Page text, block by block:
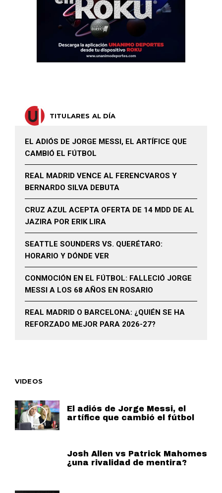
TITULARES AL DÍA
EL ADIÓS DE JORGE MESSI, EL ARTÍFICE QUE
CAMBIÓ EL FÚTBOL
REAL MADRID VENCE AL FERENCVAROS Y
BERNARDO SILVA DEBUTA
CRUZ AZUL ACEPTA OFERTA DE 14 MDD DE AL
JAZIRA POR ERIK LIRA
SEATTLE SOUNDERS VS. QUERÉTARO:
HORARIO Y DÓNDE VER
CONMOCIÓN EN EL FÚTBOL: FALLECIÓ JORGE
MESSI A LOS 68 AÑOS EN ROSARIO
REAL MADRID O BARCELONA: ¿QUIÉN SE HA
REFORZADO MEJOR PARA 2026-27?
VIDEOS
El adiós de Jorge Messi, el
artífice que cambió el fútbol
Josh Allen vs Patrick Mahomes
¿una rivalidad de mentira?